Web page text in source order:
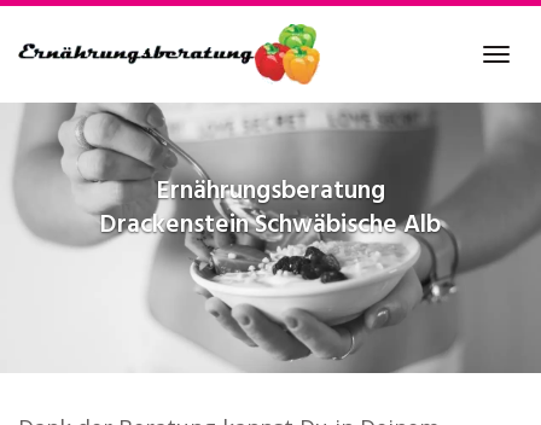
to
content
Ernährungsberatung
Drackenstein Schwäbische Alb